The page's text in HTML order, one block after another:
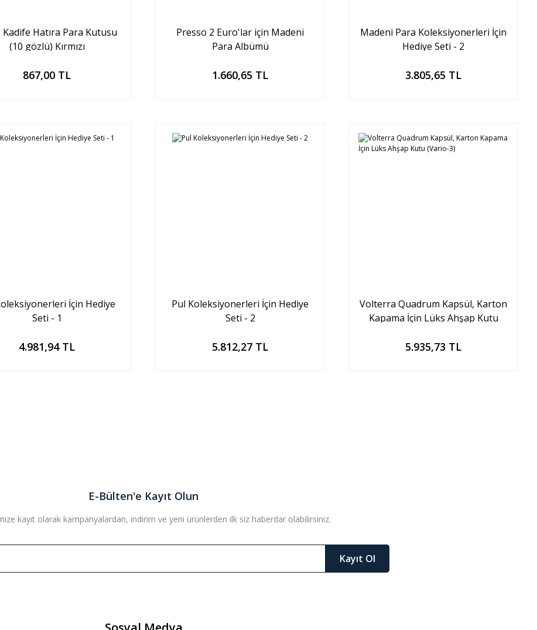
Kadife Hatıra Para Kutusu
(10 gözlü) Kırmızı
867,00 TL
Sepete Ekle
Presso 2 Euro'lar için Madeni
Para Albümü
1.660,65 TL
Sepete Ekle
Madeni Para Koleksiyonerleri İçin
Hediye Seti - 2
3.805,65 TL
Sepete Ekle
İçin Hediye
Seti - 1
4.981,94 TL
Sepete Ekle
Pul Koleksiyonerleri İçin Hediye
Seti - 2
5.812,27 TL
Sepete Ekle
Volterra Quadrum Kapsül, Karton
Kapama İçin Lüks Ahşap Kutu
5.935,73 TL
Sepete Ekle
E-Bülten'e Kayıt Olun
kayıt olarak kampanyalardan, indirim ve yeni ürünlerden ilk siz haberdar olabilirsiniz.
Kayıt Ol